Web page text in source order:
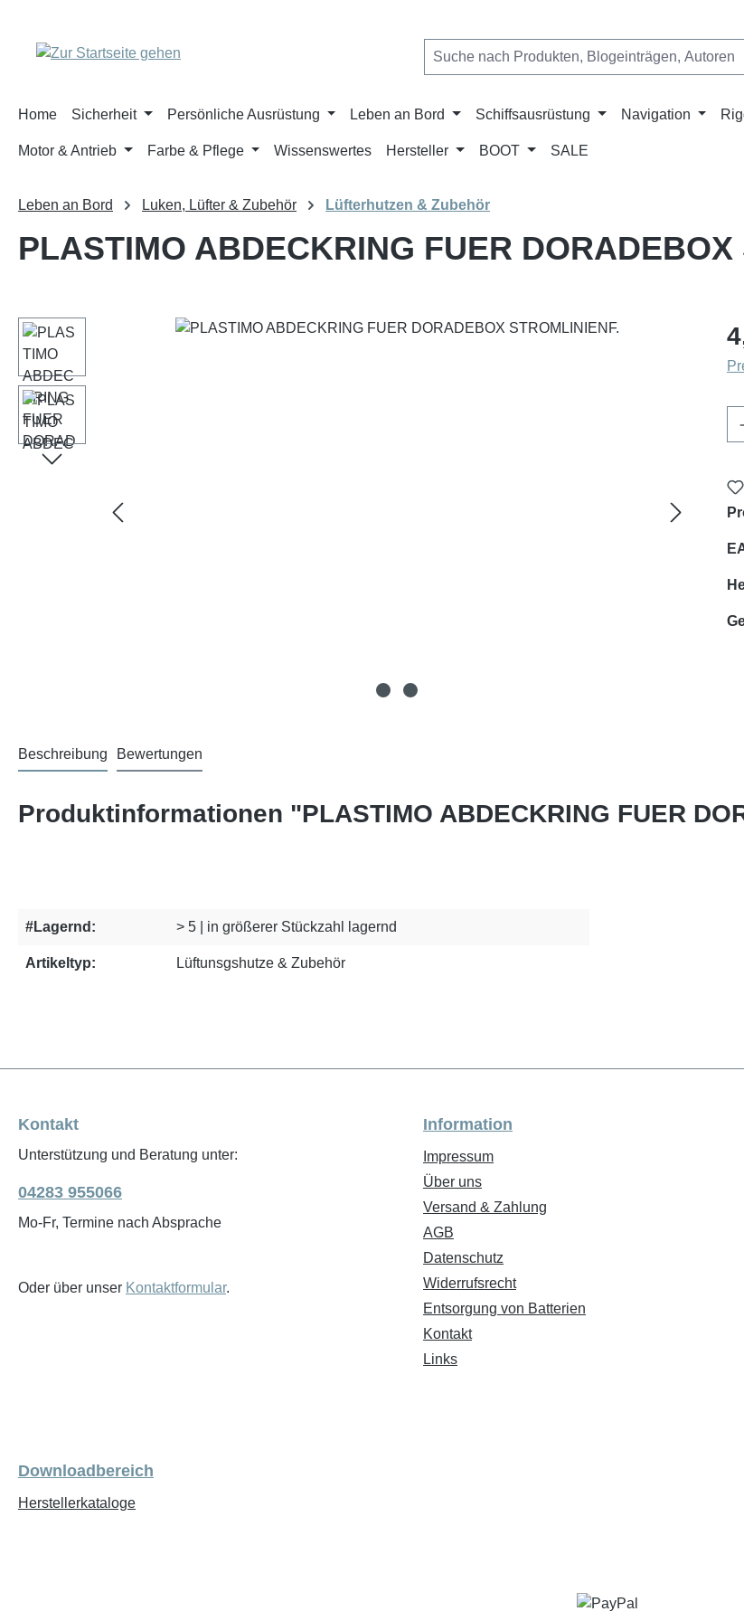
Home Sicherheit Persönliche Ausrüstung Leben an Bord Schiffsausrüstung Navigation
Motor & Antrieb Farbe & Pflege Wissenswertes Hersteller BOOT SALE
Leben an Bord Luken, Lüfter & Zubehör Lüfterhutzen & Zubehör
PLASTIMO ABDECKRING FUER DORADEBOX
Bildergalerie überspringen
Beschreibung Bewertungen
Produktinformationen "PLASTIMO ABDECKRING FUER
#Lagernd: > 5 | in größerer Stückzahl lagernd
Artikeltyp: Lüftunsgshutze & Zubehör
Kontakt
Unterstützung und Beratung unter:
04283 955066
Mo-Fr, Termine nach Absprache
Oder über unser Kontaktformular.
Information
Impressum
Über uns
Versand & Zahlung
AGB
Datenschutz
Widerrufsrecht
Entsorgung von Batterien
Kontakt
Links
Downloadbereich
Herstellerkataloge